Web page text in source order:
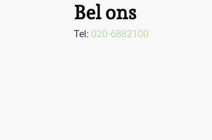
Bel ons
Tel: 020-6882100